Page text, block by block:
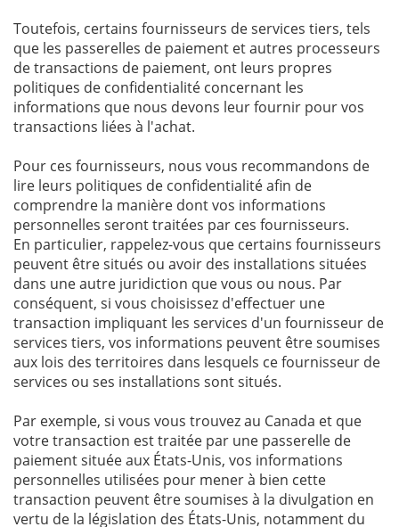
Toutefois, certains fournisseurs de services tiers, tels
que les passerelles de paiement et autres processeurs
de transactions de paiement, ont leurs propres
politiques de confidentialité concernant les
informations que nous devons leur fournir pour vos
transactions liées à l'achat.
Pour ces fournisseurs, nous vous recommandons de
lire leurs politiques de confidentialité afin de
comprendre la manière dont vos informations
personnelles seront traitées par ces fournisseurs.
En particulier, rappelez-vous que certains fournisseurs
peuvent être situés ou avoir des installations situées
dans une autre juridiction que vous ou nous. Par
conséquent, si vous choisissez d'effectuer une
transaction impliquant les services d'un fournisseur de
services tiers, vos informations peuvent être soumises
aux lois des territoires dans lesquels ce fournisseur de
services ou ses installations sont situés.
Par exemple, si vous vous trouvez au Canada et que
votre transaction est traitée par une passerelle de
paiement située aux États-Unis, vos informations
personnelles utilisées pour mener à bien cette
transaction peuvent être soumises à la divulgation en
vertu de la législation des États-Unis, notamment du